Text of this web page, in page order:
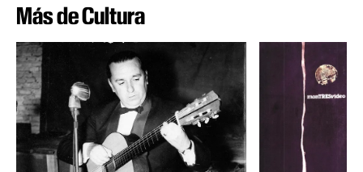
Más de Cultura